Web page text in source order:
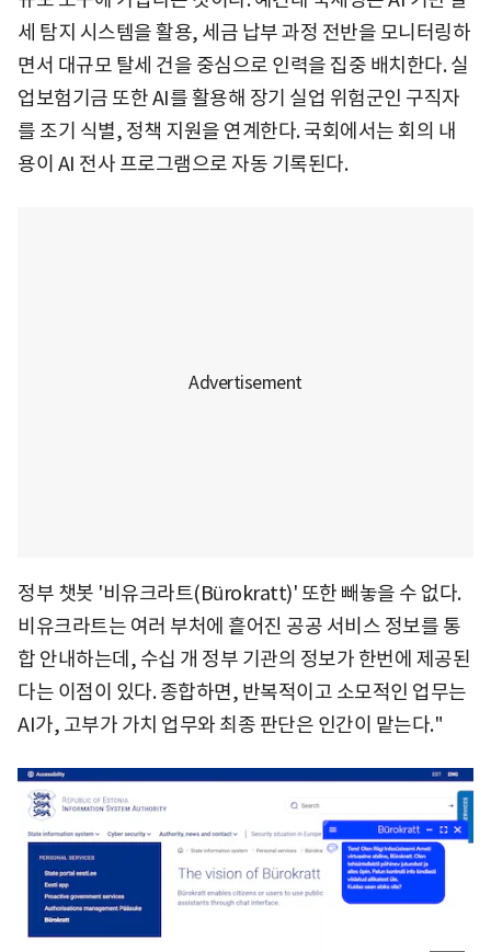
세 탐지 시스템을 활용, 세금 납부 과정 전반을 모니터링하
면서 대규모 탈세 건을 중심으로 인력을 집중 배치한다. 실
업보험기금 또한 AI를 활용해 장기 실업 위험군인 구직자
를 조기 식별, 정책 지원을 연계한다. 국회에서는 회의 내
용이 AI 전사 프로그램으로 자동 기록된다.
정부 챗봇 '비유크라트(Bürokratt)' 또한 빼놓을 수 없다.
비유크라트는 여러 부처에 흩어진 공공 서비스 정보를 통
합 안내하는데, 수십 개 정부 기관의 정보가 한번에 제공된
다는 이점이 있다. 종합하면, 반복적이고 소모적인 업무는
AI가, 고부가 가치 업무와 최종 판단은 인간이 맡는다."